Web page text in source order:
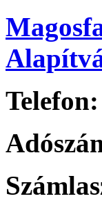
Telefon: